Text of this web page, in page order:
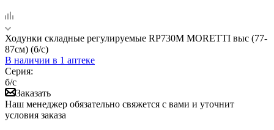
Ходунки складные регулируемые RP730M MORETTI выс (77-
87см) (б/с)
В наличии в 1 аптеке
Серия:
б/с
Заказать
Наш менеджер обязательно свяжется с вами и уточнит
условия заказа